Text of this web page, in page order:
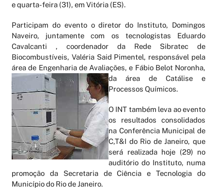
e quarta-feira (31), em Vitória (ES).
Participam do evento o diretor do Instituto, Domingos
Naveiro, juntamente com os tecnologistas Eduardo
Cavalcanti , coordenador da Rede Sibratec de
Biocombustíveis, Valéria Said Pimentel, responsável pela
área de Engenharia de Avaliações, e Fábio Belot Noronha,
da área de Catálise e
Processos Químicos.
O INT também leva ao evento
os resultados consolidados
na Conferência Municipal de
C,T&I do Rio de Janeiro, que
será realizada hoje (29) no
auditório do Instituto, numa
promoção da Secretaria de Ciência e Tecnologia do
Município do Rio de Janeiro.